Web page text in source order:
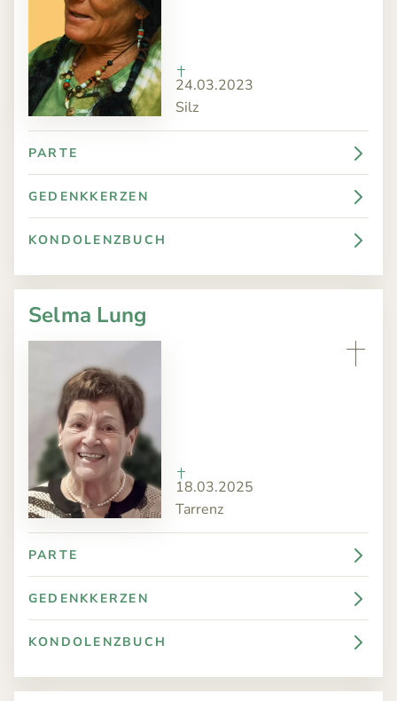
24.03.2023
Silz
PARTE
GEDENKKERZEN
KONDOLENZBUCH
Selma Lung
18.03.2025
Tarrenz
PARTE
GEDENKKERZEN
KONDOLENZBUCH